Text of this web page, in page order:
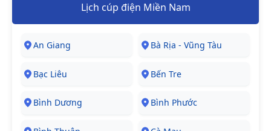
Lịch cúp điện Miền Nam
An Giang Bà Rịa - Vũng Tàu
Bạc Liêu Bến Tre
Bình Dương Bình Phước